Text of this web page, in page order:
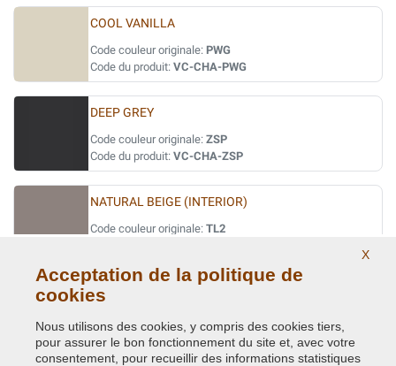
COOL VANILLA
Code couleur originale: PWG
Code du produit: VC-CHA-PWG
DEEP GREY
Code couleur originale: ZSP
Code du produit: VC-CHA-ZSP
NATURAL BEIGE (INTERIOR)
Code couleur originale: TL2
NORTHSTAR WHITE
Code du produit:VC-CHA-AC10812
X
Acceptation de la politique de
cookies
Nous utilisons des cookies, y compris des cookies tiers,
pour assurer le bon fonctionnement du site et, avec votre
consentement, pour recueillir des informations statistiques